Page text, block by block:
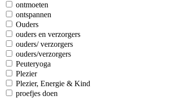
ontmoeten
ontspannen
Ouders
ouders en verzorgers
ouders/ verzorgers
ouders/verzorgers
Peuteryoga
Plezier
Plezier, Energie & Kind
proefjes doen